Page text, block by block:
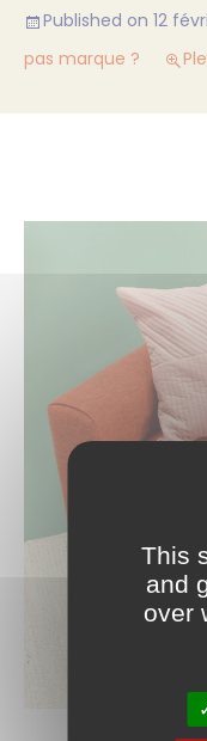
Published on 12
pas marque ?
Photo by
This
and
over